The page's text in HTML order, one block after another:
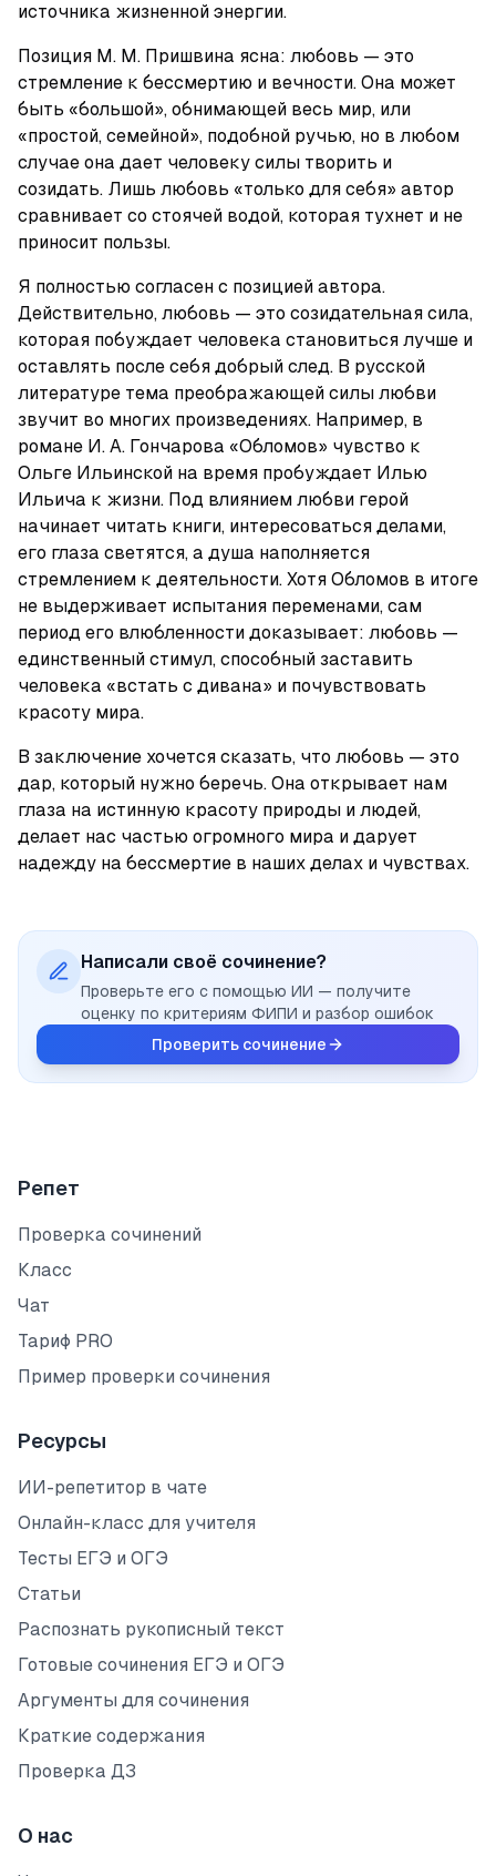
источника жизненной энергии.
Позиция М. М. Пришвина ясна: любовь — это
стремление к бессмертию и вечности. Она может
быть «большой», обнимающей весь мир, или
«простой, семейной», подобной ручью, но в любом
случае она дает человеку силы творить и
созидать. Лишь любовь «только для себя» автор
сравнивает со стоячей водой, которая тухнет и не
приносит пользы.
Я полностью согласен с позицией автора.
Действительно, любовь — это созидательная сила,
которая побуждает человека становиться лучше и
оставлять после себя добрый след. В русской
литературе тема преображающей силы любви
звучит во многих произведениях. Например, в
романе И. А. Гончарова «Обломов» чувство к
Ольге Ильинской на время пробуждает Илью
Ильича к жизни. Под влиянием любви герой
начинает читать книги, интересоваться делами,
его глаза светятся, а душа наполняется
стремлением к деятельности. Хотя Обломов в итоге
не выдерживает испытания переменами, сам
период его влюбленности доказывает: любовь —
единственный стимул, способный заставить
человека «встать с дивана» и почувствовать
красоту мира.
В заключение хочется сказать, что любовь — это
дар, который нужно беречь. Она открывает нам
глаза на истинную красоту природы и людей,
делает нас частью огромного мира и дарует
надежду на бессмертие в наших делах и чувствах.
Написали своё сочинение?
Проверьте его с помощью ИИ — получите
оценку по критериям ФИПИ и разбор ошибок
Проверить сочинение
Репет
Проверка сочинений
Класс
Чат
Тариф PRO
Пример проверки сочинения
Ресурсы
ИИ-репетитор в чате
Онлайн-класс для учителя
Тесты ЕГЭ и ОГЭ
Статьи
Распознать рукописный текст
Готовые сочинения ЕГЭ и ОГЭ
Аргументы для сочинения
Краткие содержания
Проверка ДЗ
О нас